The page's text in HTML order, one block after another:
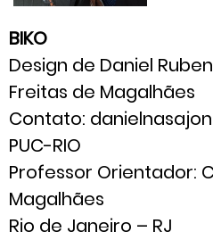
BIKO
Design de Daniel
Freitas de Magalhães
Contato:
PUC-RIO
Professor Orientador:
Magalhães
Rio de Janeiro – RJ